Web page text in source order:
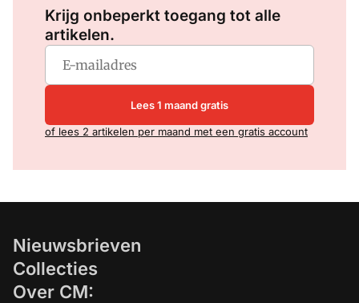
Krijg onbeperkt toegang tot alle
artikelen.
Lees 1 maand gratis
of lees 2 artikelen per maand met een gratis account
Nieuwsbrieven
Collecties
Over CM: